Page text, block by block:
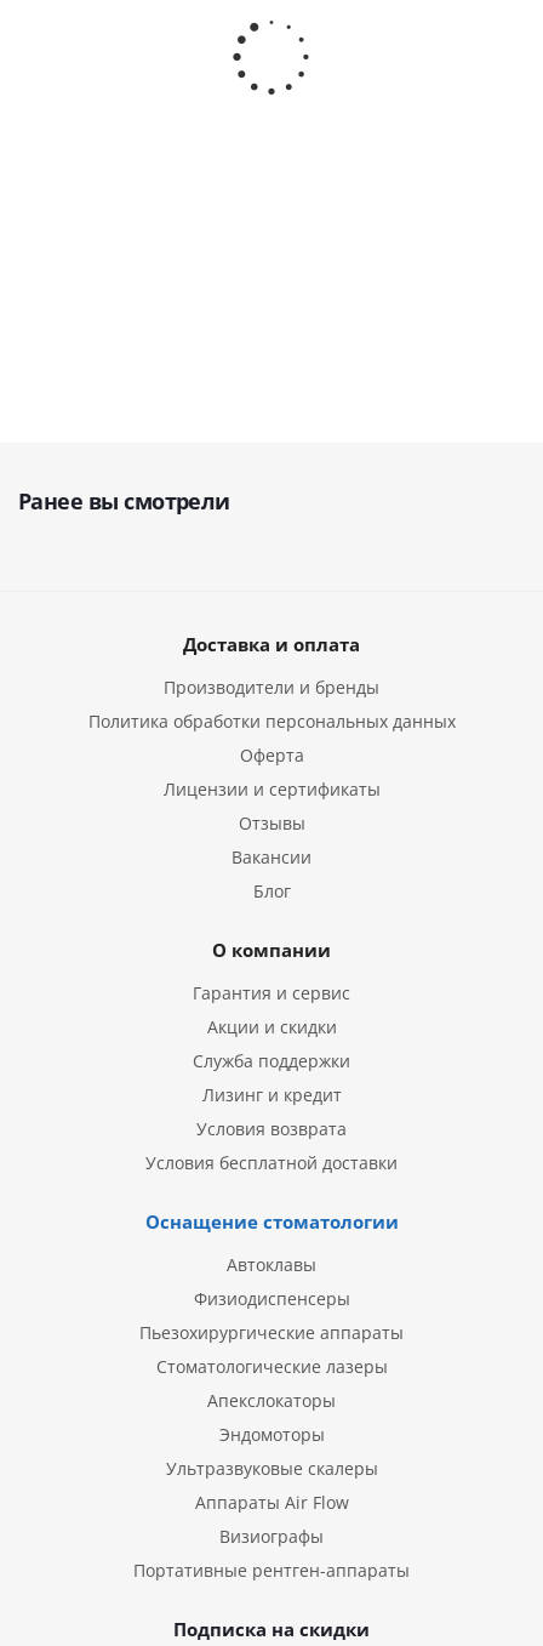
комбинированный,
форма 6/23, 27-14* ·
HLW Dental
(Германия)
Ранее вы смотрели
Доставка и оплата
Производители и бренды
Политика обработки персональных данных
Оферта
Лицензии и сертификаты
Отзывы
Вакансии
Блог
О компании
Гарантия и сервис
Акции и скидки
Служба поддержки
Лизинг и кредит
Условия возврата
Условия бесплатной доставки
Оснащение стоматологии
Автоклавы
Физиодиспенсеры
Пьезохирургические аппараты
Стоматологические лазеры
Апекслокаторы
Эндомоторы
Ультразвуковые скалеры
Аппараты Air Flow
Визиографы
Портативные рентген-аппараты
Подписка на скидки